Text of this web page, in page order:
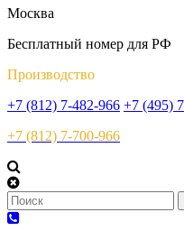
Москва
Бесплатный номер для РФ
Производство
+7 (812) 7-482-966 +7 (495)
+7 (812) 7-700-966